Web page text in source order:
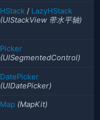
HStack / LazyHStack
(UIStackView 带水平轴)
Picker
(UISegmentedControl)
DatePicker
(UIDatePicker)
Map (MapKit)